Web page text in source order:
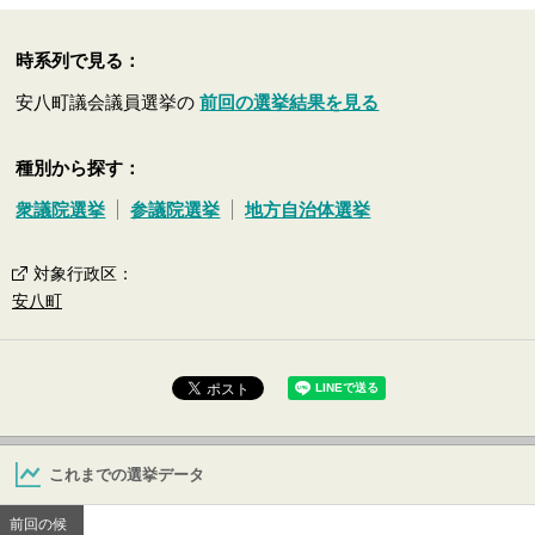
時系列で見る：
安八町議会議員選挙の前回の選挙結果を見る
種別から探す：
衆議院選挙 参議院選挙 地方自治体選挙
対象行政区 ：
安八町
これまでの選挙データ
前回の候